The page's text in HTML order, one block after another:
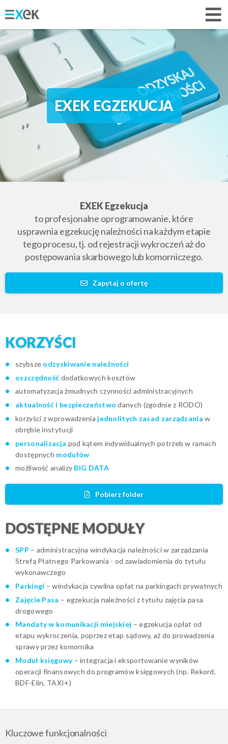
EXEK EGZEKUCJA
EXEK Egzekucja
to profesjonalne oprogramowanie, które
usprawnia egzekucję należności na każdym etapie
tego procesu, tj. od rejestracji wykroczeń aż do
postępowania skarbowego lub komorniczego.
Zapytaj o ofertę
KORZYŚCI
szybsze odzyskiwanie należności
oszczędność dodatkowych kosztów
automatyzacja żmudnych czynności administracyjnych
aktualność i bezpieczeństwodanych (zgodnie z RODO)
korzyści z wprowadzenia jednolitych zasad zarządzania w
obrębie instytucji
personalizacja pod kątem indywidualnych potrzeb w ramach
dostępnych modułów
możliwość analizy BIG DATA
Pobierz folder
DOSTĘPNE MODUŁY
SPP – administracyjna windykacja należności w zarządzania
Strefą Płatnego Parkowania - od zawiadomienia do tytułu
wykonawczego
Parkingi – windykacja cywilna opłat na parkingach prywatnych
Zajęcie Pasa – egzekucja należności z tytułu zajęcia pasa
drogowego
Mandaty w komunikacji miejskiej – egzekucja opłat od
etapu wykroczenia, poprzez etap sądowy, aż do prowadzenia
sprawy przez komornika
Moduł księgowy– integracja i eksportowanie wyników
operacji finansowych do programów księgowych (np. Rekord,
BDF-Elin, TAXI+)
Kluczowe funkcjonalności